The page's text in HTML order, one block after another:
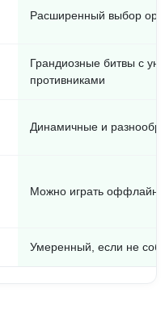
Расширенный выбор
Грандиозные битвы с
противниками
Динамичные и
Можно играть оффлайн
Умеренный, если не